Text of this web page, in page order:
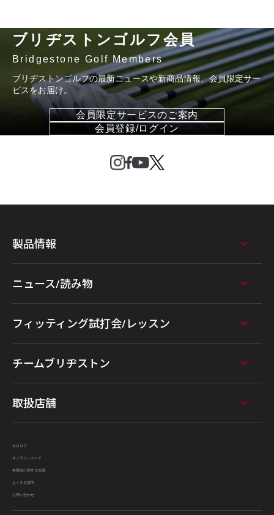
ブリヂストンゴルフ会員
Bridgestone Golf Members
ブリヂストンゴルフの最新ニュースや新商品情報、会員限定サー
ビスをお届け。
会員限定サービスのご案内
会員登録/ログイン
製品情報
ニュース/読み物
フィッティング試打会/レッスン
チームブリヂストン
取扱店舗
カタログ
オンラインストア
各製品に関する知識
よくある質問
お問い合わせ